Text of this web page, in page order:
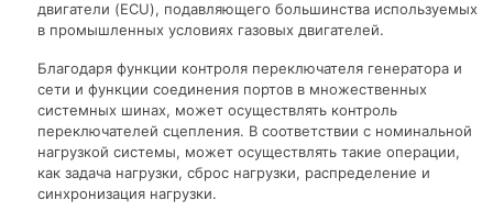
двигатели (ECU), подавляющего большинства используемых
в промышленных условиях газовых двигателей.
Благодаря функции контроля переключателя генератора и
сети и функции соединения портов в множественных
системных шинах, может осуществлять контроль
переключателей сцепления. В соответствии с номинальной
нагрузкой системы, может осуществлять такие операции,
как задача нагрузки, сброс нагрузки, распределение и
синхронизация нагрузки.